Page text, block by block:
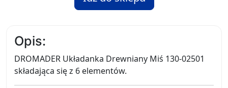
Opis:
DROMADER Układanka Drewniany Miś 130-02501
składająca się z 6 elementów.